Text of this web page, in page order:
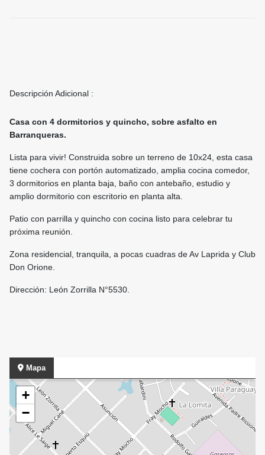
Descripción Adicional :
Casa con 4 dormitorios y quincho, sobre asfalto en
Barranqueras.
Lista para vivir! Construida sobre un terreno de 10x24, esta casa
tiene cochera con portón automatizado, amplia cocina comedor,
3 dormitorios en planta baja, baño con antebaño, estudio y
amplio dormitorio con escritorio en planta alta.
Patio con parrilla y quincho con cocina listo para celebrar tu
próxima reunión.
Zona residencial, tranquila, a pocas cuadras de Av Laprida y Club
Don Orione.
Dirección: León Zorrilla N°5530.
Mapa
+
−